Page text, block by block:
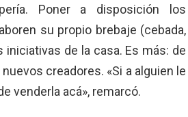
Poner a disposición los
su propio brebaje (cebada,
iniciativas de la casa. Es más: de
creadores. «Si a alguien le
venderla acá», remarcó.